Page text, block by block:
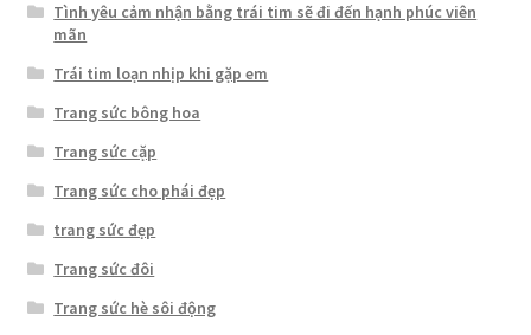
Tình yêu cảm nhận bằng trái tim sẽ đi đến hạnh phúc viên
mãn
Trái tim loạn nhịp khi gặp em
Trang sức bông hoa
Trang sức cặp
Trang sức cho phái đẹp
trang sức đẹp
Trang sức đôi
Trang sức hè sôi động